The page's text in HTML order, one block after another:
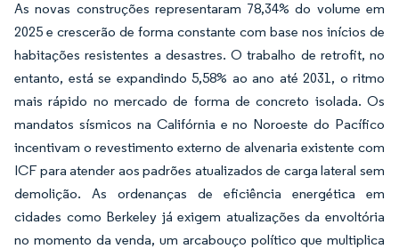
As novas construções representaram 78,34% do volume em
2025 e crescerão de forma constante com base nos inícios de
habitações resistentes a desastres. O trabalho de retrofit, no
entanto, está se expandindo 5,58% ao ano até 2031, o ritmo
mais rápido no mercado de forma de concreto isolada. Os
mandatos sísmicos na Califórnia e no Noroeste do Pacífico
incentivam o revestimento externo de alvenaria existente com
ICF para atender aos padrões atualizados de carga lateral sem
demolição. As ordenanças de eficiência energética em
cidades como Berkeley já exigem atualizações da envoltória
no momento da venda, um arcabouço político que multiplica